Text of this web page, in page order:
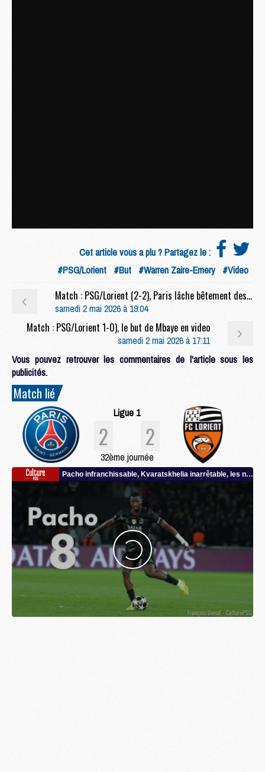
Cet article vous a plu ? Partagez le :
#PSG/Lorient #But #Warren Zaire-Emery #Video
Match : PSG/Lorient (2-2), Paris lâche bêtement des points
samedi 2 mai 2026 à 19:04
Match : PSG/Lorient 1-0), le but de Mbaye en video
samedi 2 mai 2026 à 17:11
Vous pouvez retrouver les commentaires de l'article sous les
publicités.
Match lié
Ligue 1
2 2
32ème journée